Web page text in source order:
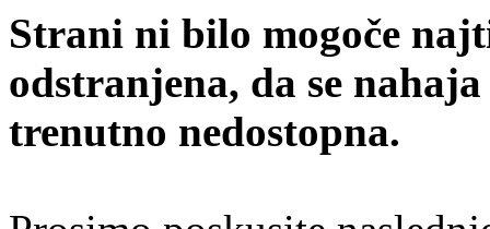
Strani ni bilo mogoče
odstranjena, da se
trenutno nedostopna.